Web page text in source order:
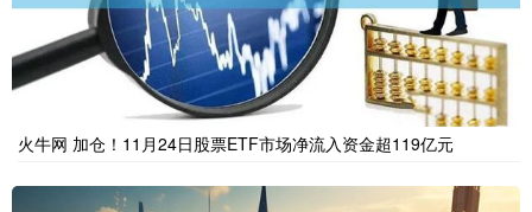
火牛网 加仓！11月24日股票ETF市场净流入资金超119亿元